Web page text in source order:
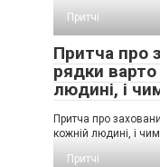
Притчі
Притча про
рядки
людині, і
Притча про
кожній людині, і
Притчі